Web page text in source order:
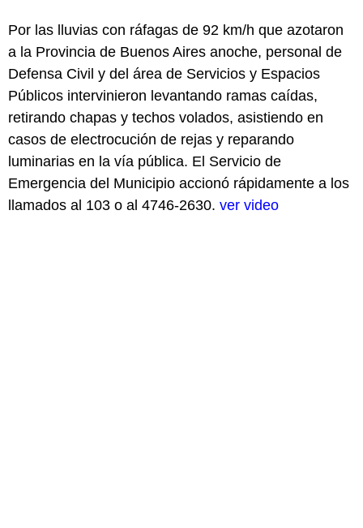
Por las lluvias con ráfagas de 92 km/h que azotaron
a la Provincia de Buenos Aires anoche, personal de
Defensa Civil y del área de Servicios y Espacios
Públicos intervinieron levantando ramas caídas,
retirando chapas y techos volados, asistiendo en
casos de electrocución de rejas y reparando
luminarias en la vía pública. El Servicio de
Emergencia del Municipio accionó rápidamente a los
llamados al 103 o al 4746-2630. ver video